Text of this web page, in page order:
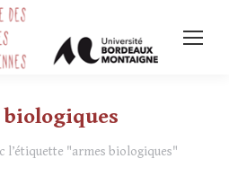
l’étiquette "armes biologiques"